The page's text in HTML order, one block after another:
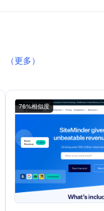
（更多）
76%相似度